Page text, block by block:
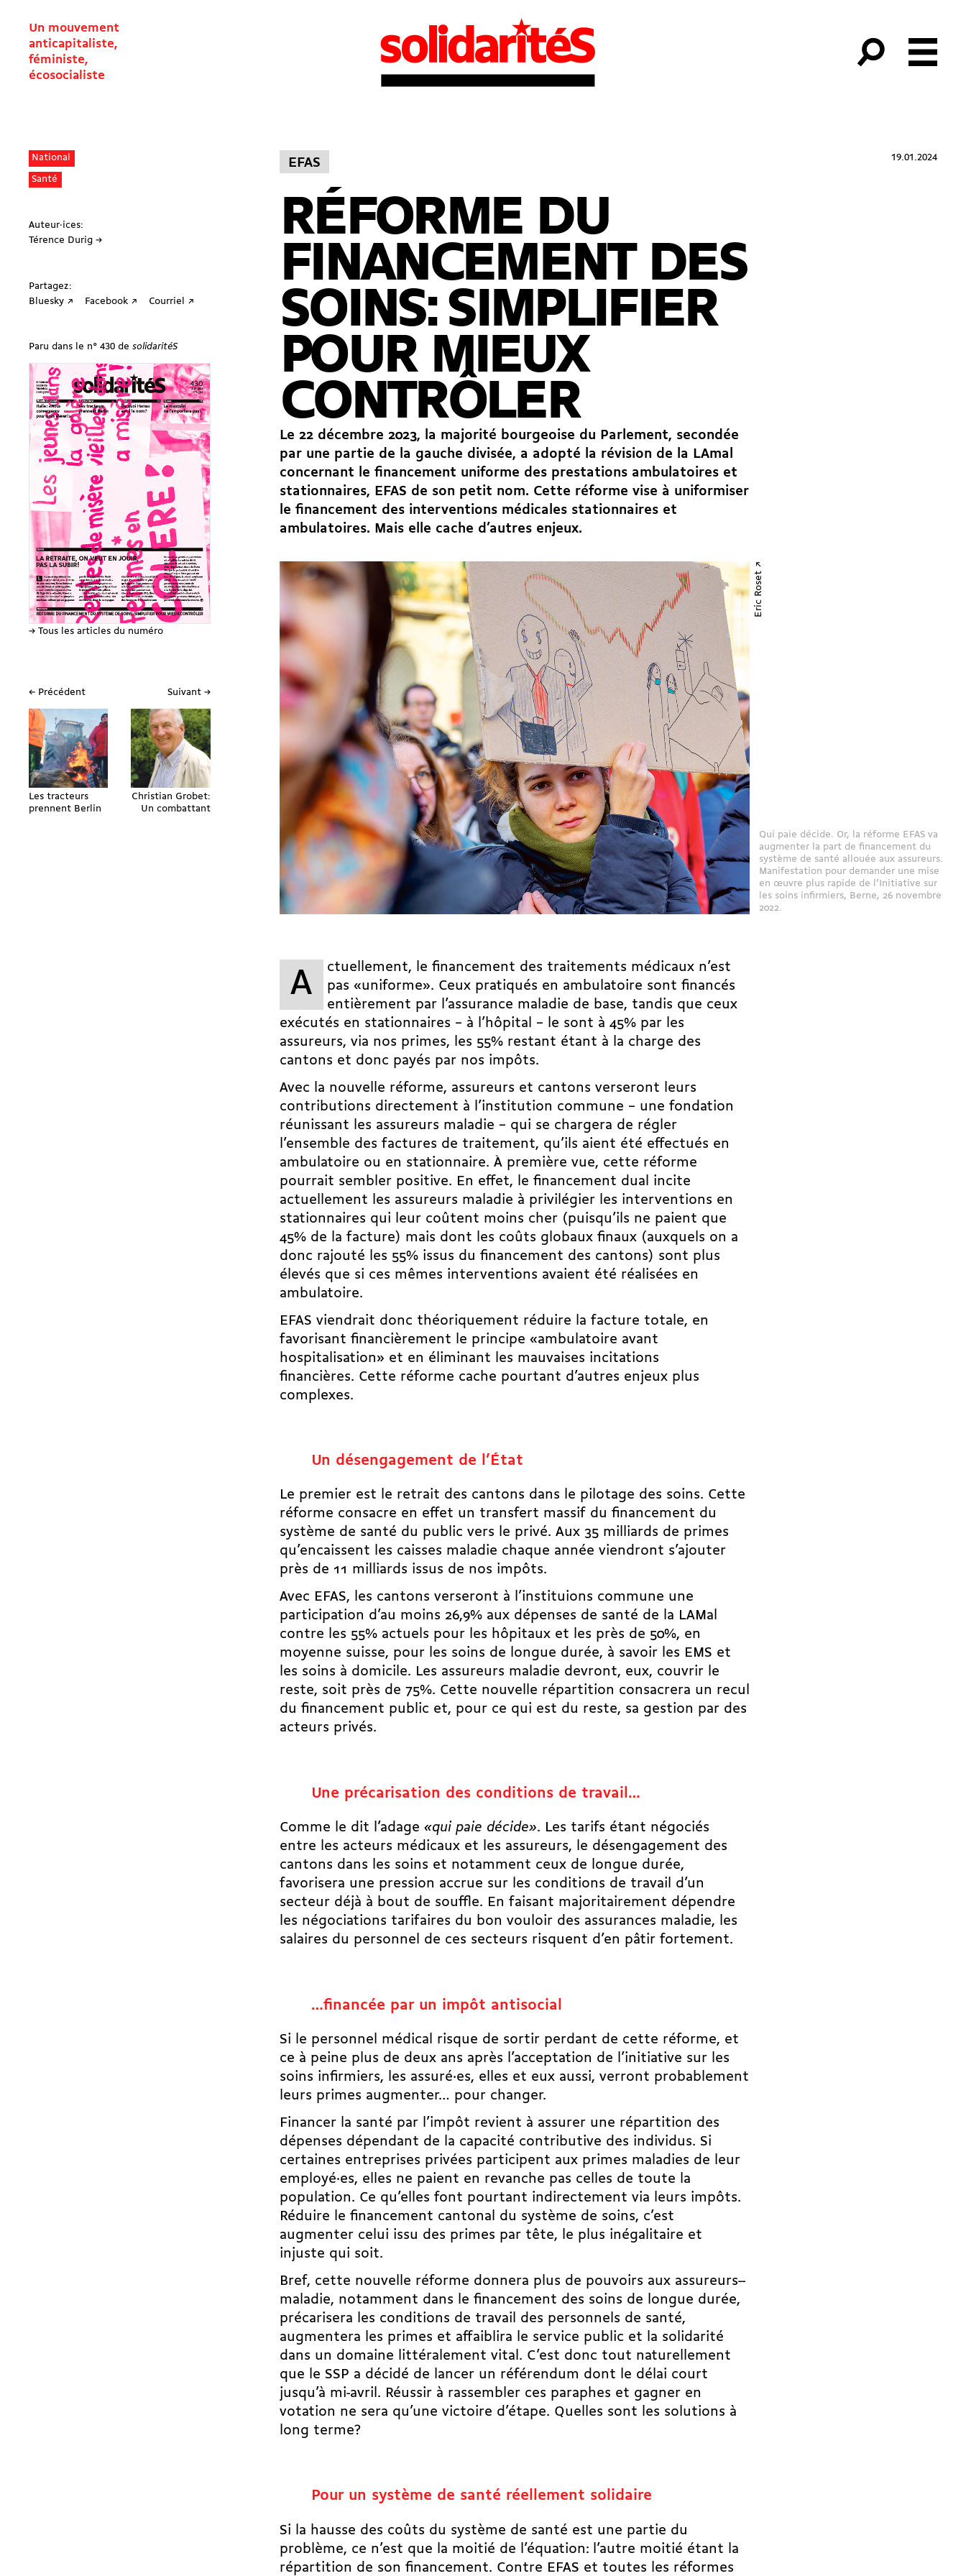
Un mouvement
anticapitaliste,
féministe,
écosocialiste
National
Santé
Auteur·ices:
Térence Durig →
Partagez:
Bluesky ↗
Facebook ↗ Courriel ↗
Paru dans le n° 430 de solidaritéS
→ Tous les articles du numéro
← Précédent
Les tracteurs
prennent Berlin
Suivant →
Christian Grobet:
Un combattant
19.01.2024
EFAS
RÉFORME DU
FINANCEMENT DES
SOINS: SIMPLIFIER
POUR MIEUX
CONTRÔLER
Le 22 décembre 2023, la majorité bourgeoise du Parlement, secondée
par une partie de la gauche divisée, a adopté la révision de la LAmal
concernant le financement uniforme des prestations ambulatoires et
stationnaires, EFAS de son petit nom. Cette réforme vise à uniformiser
le financement des interventions médicales stationnaires et
ambulatoires. Mais elle cache d’autres enjeux.
Qui paie décide. Or, la réforme EFAS va
augmenter la part de financement du
système de santé allouée aux assureurs.
Manifestation pour demander une mise
en œuvre plus rapide de l’Initiative sur
les soins infirmiers, Berne, 26 novembre
2022.
Eric Roset ↗
A
ctuellement, le financement des traitements médicaux n’est
pas «uniforme». Ceux pratiqués en ambulatoire sont financés
entièrement par l’assurance maladie de base, tandis que ceux
exécutés en stationnaires – à l’hôpital – le sont à 45% par les
assureurs, via nos primes, les 55% restant étant à la charge des
cantons et donc payés par nos impôts.
Avec la nouvelle réforme, assureurs et cantons verseront leurs
contributions directement à l’institution commune – une fondation
réunissant les assureurs maladie – qui se chargera de régler
l’ensemble des factures de traitement, qu’ils aient été effectués en
ambulatoire ou en stationnaire. À première vue, cette réforme
pourrait sembler positive. En effet, le financement dual incite
actuellement les assureurs maladie à privilégier les interventions en
stationnaires qui leur coûtent moins cher (puisqu’ils ne paient que
45% de la facture) mais dont les coûts globaux finaux (auxquels on a
donc rajouté les 55% issus du financement des cantons) sont plus
élevés que si ces mêmes interventions avaient été réalisées en
ambulatoire.
EFAS viendrait donc théoriquement réduire la facture totale, en
favorisant financièrement le principe «ambulatoire avant
hospitalisation» et en éliminant les mauvaises incitations
financières. Cette réforme cache pourtant d’autres enjeux plus
complexes.
Un désengagement de l’État
Le premier est le retrait des cantons dans le pilotage des soins. Cette
réforme consacre en effet un transfert massif du financement du
système de santé du public vers le privé. Aux 35 milliards de primes
qu’encaissent les caisses maladie chaque année viendront s’ajouter
près de 11 milliards issus de nos impôts.
Avec EFAS, les cantons verseront à l’instituions commune une
participation d’au moins 26,9% aux dépenses de santé de la LAMal
contre les 55% actuels pour les hôpitaux et les près de 50%, en
moyenne suisse, pour les soins de longue durée, à savoir les EMS et
les soins à domicile. Les assureurs maladie devront, eux, couvrir le
reste, soit près de 75%. Cette nouvelle répartition consacrera un recul
du financement public et, pour ce qui est du reste, sa gestion par des
acteurs privés.
Une précarisation des conditions de travail…
Comme le dit l’adage «qui paie décide». Les tarifs étant négociés
entre les acteurs médicaux et les assureurs, le désengagement des
cantons dans les soins et notamment ceux de longue durée,
favorisera une pression accrue sur les conditions de travail d’un
secteur déjà à bout de souffle. En faisant majoritairement dépendre
les négociations tarifaires du bon vouloir des assurances maladie, les
salaires du personnel de ces secteurs risquent d’en pâtir fortement.
…financée par un impôt antisocial
Si le personnel médical risque de sortir perdant de cette réforme, et
ce à peine plus de deux ans après l’acceptation de l’initiative sur les
soins infirmiers, les assuré·es, elles et eux aussi, verront probablement
leurs primes augmenter… pour changer.
Financer la santé par l’impôt revient à assurer une répartition des
dépenses dépendant de la capacité contributive des individus. Si
certaines entreprises privées participent aux primes maladies de leur
employé·es, elles ne paient en revanche pas celles de toute la
population. Ce qu’elles font pourtant indirectement via leurs impôts.
Réduire le financement cantonal du système de soins, c’est
augmenter celui issu des primes par tête, le plus inégalitaire et
injuste qui soit.
Bref, cette nouvelle réforme donnera plus de pouvoirs aux assureurs-­
maladie, notamment dans le financement des soins de longue durée,
précarisera les conditions de travail des personnels de santé,
augmentera les primes et affaiblira le service public et la solidarité
dans un domaine littéralement vital. C’est donc tout naturellement
que
le SSP a décidé de lancer un référendum dont le délai court
jusqu’à mi-avril. Réussir à rassembler ces paraphes et gagner en
votation ne sera qu’une victoire d’étape. Quelles sont les solutions à
long terme?
Pour un système de santé réellement solidaire
Si la hausse des coûts du système de santé est une partie du
problème, ce n’est que la moitié de l’équation: l’autre moitié étant la
répartition de son financement. Contre EFAS et toutes les réformes